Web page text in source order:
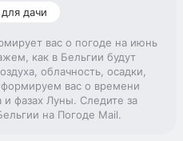
дачи
вас о погоде на июнь
как в Бельгии будут
облачность, осадки,
вас о времени
и фазах Луны. Следите за
на Погоде Mail.